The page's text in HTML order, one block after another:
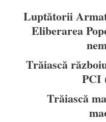
Luptătorii
Eliberarea
Trăiască
PCI
Trăiască